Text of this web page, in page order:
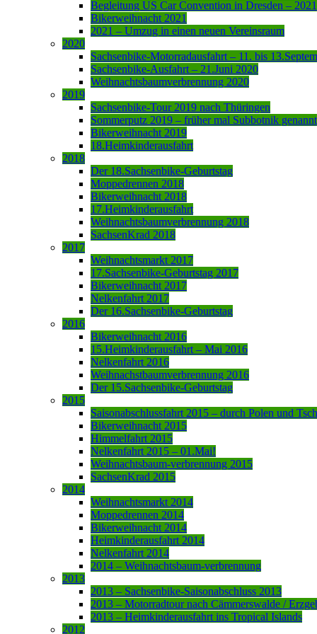
Begleitung US Car Convention in Dresden – 2021
Bikerweihnacht 2021
2021 – Umzug in einen neuen Vereinsraum
2020
Sachsenbike-Motorradausfahrt – 11. bis
Sachsenbike-Ausfahrt – 21.Juni 2020
Weihnachtsbaumverbrennung 2020
2019
Sachsenbike-Tour 2019 nach Thüringen
Sommerputz 2019 – früher mal Subbotnik genannt
Bikerweihnacht 2019
18.Heimkinderausfahrt
2018
Der 18.Sachsenbike-Geburtstag
Moppedrennen 2018
Bikerweihnacht 2018
17.Heimkinderausfahrt
Weihnachtsbaumverbrennung 2018
SachsenKrad 2018
2017
Weihnachtsmarkt 2017
17.Sachsenbike-Geburtstag 2017
Bikerweihnacht 2017
Nelkenfahrt 2017
Der 16.Sachsenbike-Geburtstag
2016
Bikerweihnacht 2016
15.Heimkinderausfahrt – Mai 2016
Nelkenfahrt 2016
Weihnachstbaumverbrennung 2016
Der 15.Sachsenbike-Geburtstag
2015
Saisonabschlussfahrt 2015 – durch Polen und
Bikerweihnacht 2015
Himmelfahrt 2015
Nelkenfahrt 2015 – 01.Mai!
Weihnachtsbaum-verbrennung 2015
SachsenKrad 2015
2014
Weihnachtsmarkt 2014
Moppedrennen 2014
Bikerweihnacht 2014
Heimkinderausfahrt 2014
Nelkenfahrt 2014
2014 – Weihnachtsbaum-verbrennung
2013
2013 – Sachsenbike-Saisonabschluss 2013
2013 – Motorradtour nach Cämmerswalde /
2013 – Heimkinderausfahrt ins Tropical Islands
2012